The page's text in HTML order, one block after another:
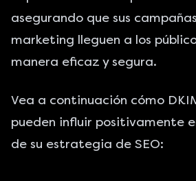
asegurando que sus
marketing lleguen a los
manera eficaz y segura.
Vea a continuación cómo
pueden influir positivamente
de su estrategia de SEO: